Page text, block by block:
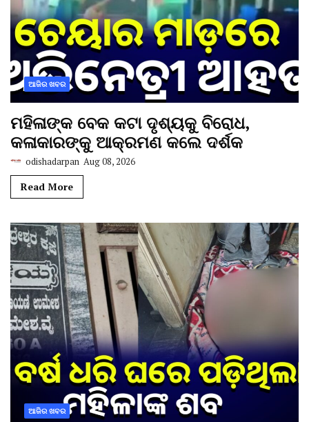
ଆଜିର ଖବର
ମହିଳାଙ୍କ ବେକ କଟା ଦୃଶ୍ୟକୁ ବିରୋଧ,
କଳାକାରଙ୍କୁ ଆକ୍ରମଣ କଲେ ଦର୍ଶକ
odishadarpan Aug 08, 2026
Read More
ଆଜିର ଖବର